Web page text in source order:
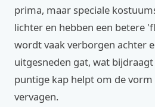
prima, maar speciale
lichter en hebben een betere
wordt vaak verborgen achter
uitgesneden gat, wat
puntige kap helpt om de
vervagen.